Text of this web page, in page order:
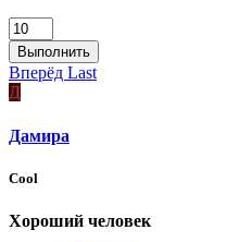
Выполнить
Вперёд Last
Д
Дамира
Cool
Хороший человек